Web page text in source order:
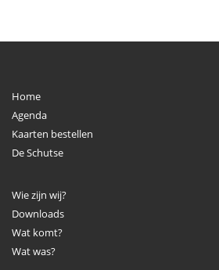
Home
Agenda
Kaarten bestellen
De Schutse
Wie zijn wij?
Downloads
Wat komt?
Wat was?